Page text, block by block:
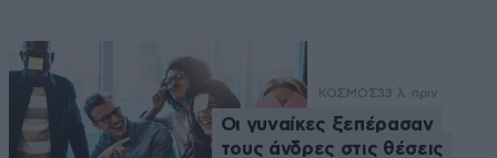
ΚΟΣΜΟΣ33 λ. πριν
Οι γυναίκες ξεπέρασαν
τους άνδρες στις θέσεις